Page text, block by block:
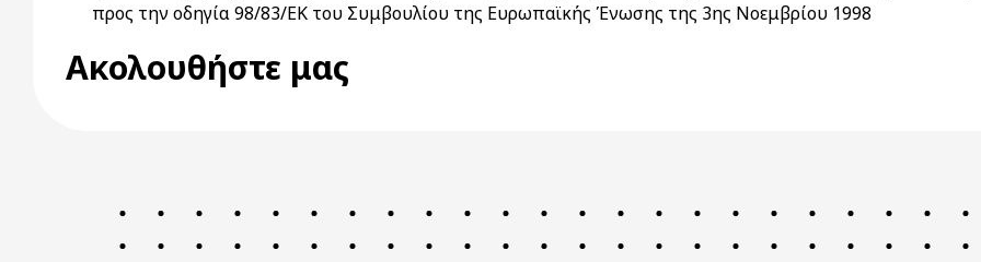
προς την οδηγία 98/83/ΕΚ του Συμβουλίου της Ευρωπαϊκής Ένωσης της 3ης Νοεμβρίου 1998
Ακολουθήστε μας